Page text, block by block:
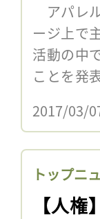
アパレ
ージ上で
活動の中
ことを発
2017/03/
トップニ
【人